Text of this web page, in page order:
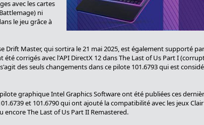
avec les cartes
ni
le jeu grâce à
Drift Master, qui sortira le 21 mai 2025, est également supporté
corrigés avec l'API DirectX 12 dans The Last of Us Part I
des seuls changements dans ce pilote 101.6793 qui est
graphique Intel Graphics Software ont été publiées ces
et 101.6790 qui ont ajouté la compatibilité avec les jeux
encore The Last of Us Part II Remastered.